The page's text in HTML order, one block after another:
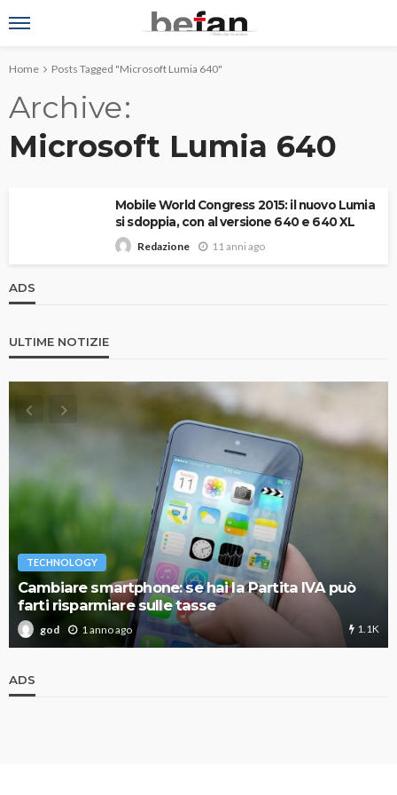
Home Posts Tagged "Microsoft Lumia 640"
Archive
Microsoft Lumia 640
Mobile World Congress 2015: il nuovo Lumia
si sdoppia, con al versione 640 e 640 XL
Redazione 11 anni ago
ADS
ULTIME NOTIZIE
TECHNOLOGY
Cambiare smartphone: se hai la Partita IVA può
farti risparmiare sulle tasse
god 1 anno ago 1.1K
ADS